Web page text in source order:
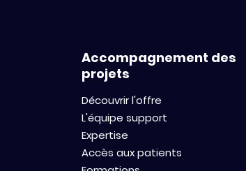
Accompagnement des
projets
Découvrir l'offre
L'équipe support
Expertise
Accès aux patients